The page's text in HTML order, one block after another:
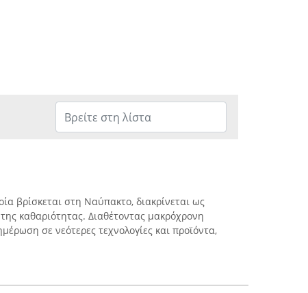
βρίσκεται στη Ναύπακτο, διακρίνεται ως
καθαριότητας. Διαθέτοντας μακρόχρονη
σε νεότερες τεχνολογίες και προϊόντα,